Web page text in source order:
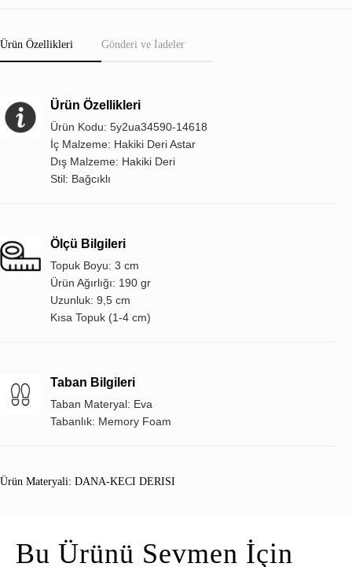
Ürün Özellikleri Gönderi ve İadeler
Ürün Özellikleri
Ürün Kodu: 5y2ua34590-14618
İç Malzeme: Hakiki Deri Astar
Dış Malzeme: Hakiki Deri
Stil: Bağcıklı
Ölçü Bilgileri
Topuk Boyu: 3 cm
Ürün Ağırlığı: 190 gr
Uzunluk: 9,5 cm
Kısa Topuk (1-4 cm)
Taban Bilgileri
Taban Materyal: Eva
Tabanlık: Memory Foam
Ürün Materyali: DANA-KECI DERISI
Bu Ürünü Sevmen İçin